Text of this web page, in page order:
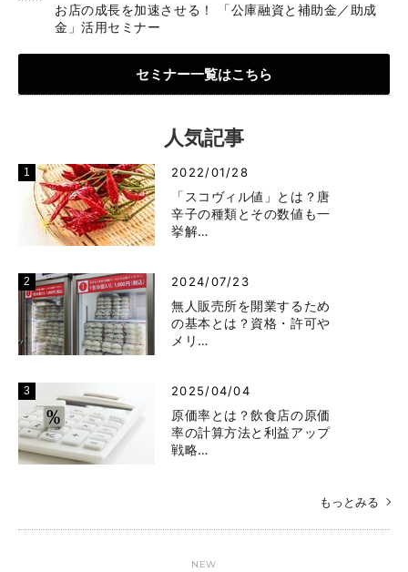
お店の成長を加速させる！ 「公庫融資と補助金／助成
金」活用セミナー
セミナー一覧はこちら
人気記事
2022/01/28
「スコヴィル値」とは？唐
辛子の種類とその数値も一
挙解…
2024/07/23
無人販売所を開業するため
の基本とは？資格・許可や
メリ…
2025/04/04
原価率とは？飲食店の原価
率の計算方法と利益アップ
戦略…
もっとみる
NEW